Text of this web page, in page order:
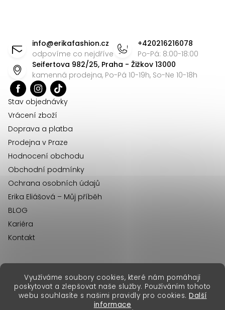
Využíváme soubory cookies, které nám pomáhají
poskytovat a zlepšovat naše služby. Používáním tohoto
webu souhlasíte s našimi pravidly pro cookies. Další
informace
info@erikafashion.cz
odpovíme co nejdříve
+420216216078
Po-Pá: 8:00-18:00
Seifertova 982/25, Praha - Žižkov 13000
kamenná prodejna, Po-Pá 10-19h, So-Ne 10-18h
Stav objednávky
Vrácení zboží
Doprava a platba
Prodejna v Praze
Hodnocení obchodu
Obchodní podmínky
Ochrana osobních údajů
Erika Eliášová – Můj příběh
BLOG
Kariéra
Kontakt
Vytvořil Shoptet Premium
Copyright 2026Erika Fashion. Všechna práva vyhrazena.
erikafashion.sk